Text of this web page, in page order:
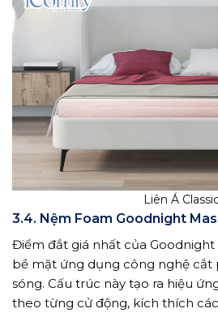
Liên Á
3.4. Nệm Foam Goodnight
Điểm đắt giá nhất của Goodnight
bề mặt ứng dụng công nghệ
sóng. Cấu trúc này tạo ra hiệu
theo từng cử động, kích thích